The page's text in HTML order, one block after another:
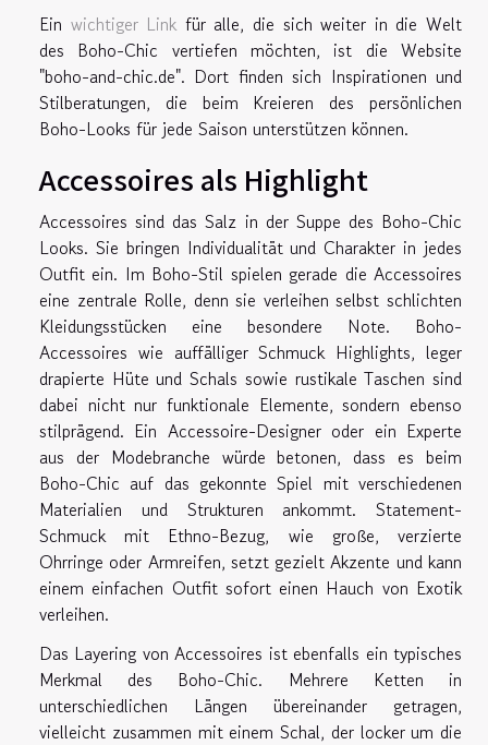
Ein wichtiger Linkfür alle, die sich weiter in die Welt
des Boho-Chic vertiefen möchten, ist die Website
"boho-and-chic.de". Dort finden sich Inspirationen und
Stilberatungen, die beim Kreieren des persönlichen
Boho-Looks für jede Saison unterstützen können.
Accessoires als Highlight
Accessoires sind das Salz in der Suppe des Boho-Chic
Looks. Sie bringen Individualität und Charakter in jedes
Outfit ein. Im Boho-Stil spielen gerade die Accessoires
eine zentrale Rolle, denn sie verleihen selbst schlichten
Kleidungsstücken eine besondere Note. Boho-
Accessoires wie auffälliger Schmuck Highlights, leger
drapierte Hüte und Schals sowie rustikale Taschen sind
dabei nicht nur funktionale Elemente, sondern ebenso
stilprägend. Ein Accessoire-Designer oder ein Experte
aus der Modebranche würde betonen, dass es beim
Boho-Chic auf das gekonnte Spiel mit verschiedenen
Materialien und Strukturen ankommt. Statement-
Schmuck mit Ethno-Bezug, wie große, verzierte
Ohrringe oder Armreifen, setzt gezielt Akzente und kann
einem einfachen Outfit sofort einen Hauch von Exotik
verleihen.
Das Layering von Accessoires ist ebenfalls ein typisches
Merkmal des Boho-Chic. Mehrere Ketten in
unterschiedlichen Längen übereinander getragen,
vielleicht zusammen mit einem Schal, der locker um die